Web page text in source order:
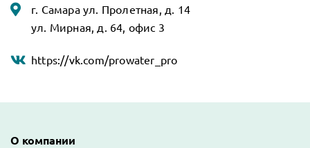
г. Самара ул. Пролетная, д. 14
ул. Мирная, д. 64, офис 3
https://vk.com/prowater_pro
Основная навигация
О компании